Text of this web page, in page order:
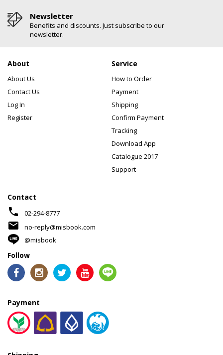
Newsletter
Benefits and discounts. Just subscribe to our
newsletter.
About
About Us
Contact Us
Log In
Register
Service
How to Order
Payment
Shipping
Confirm Payment
Tracking
Download App
Catalogue 2017
Support
Contact
phone 02-294-8777
mail
no-reply@misbook.com
@misbook
Follow
Payment